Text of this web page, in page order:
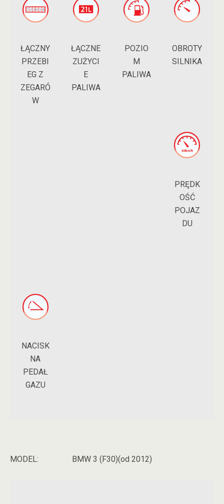
ŁĄCZNY
PRZEBI
EG Z
ZEGARÓ
W
ŁĄCZNE
ZUŻYCI
E
PALIWA
POZIO
M
PALIWA
OBROTY
SILNIKA
PRĘDK
OŚĆ
POJAZ
DU
NACISK
NA
PEDAŁ
GAZU
MODEL: BMW 3 (F30)(od 2012)